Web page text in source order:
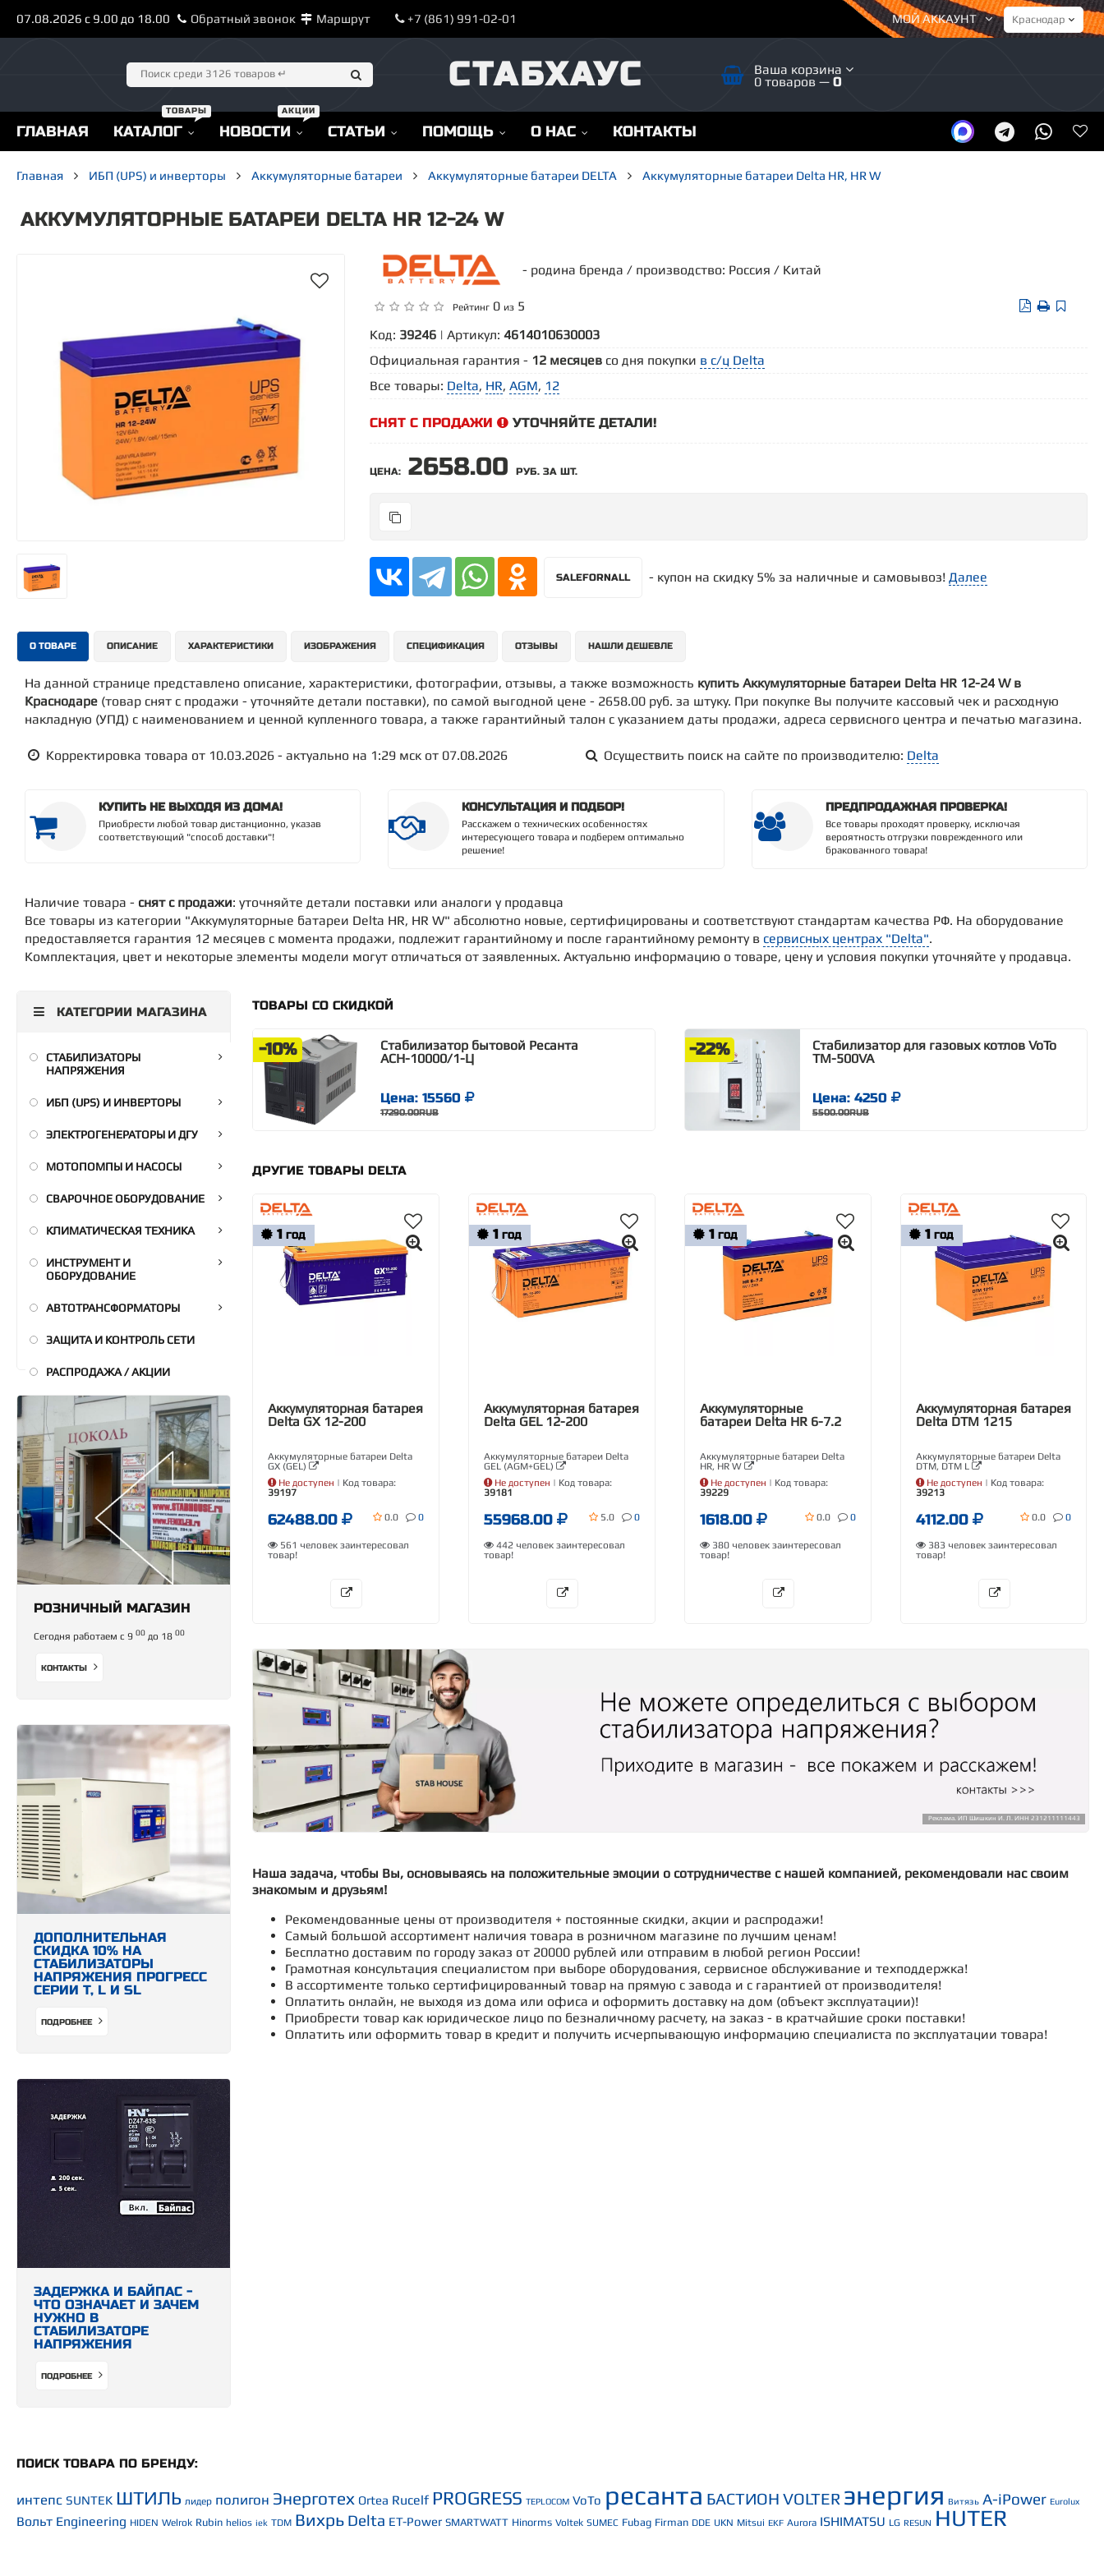
МОЙ АККАУНТ
07.08.2026 с 9.00 до 18.00 Обратный звонок Маршрут +7 (861) 991-02-01
СТАБХАУС Ваша корзина
0 товаров — 0
ГЛАВНАЯ КАТАЛОГ НОВОСТИ СТАТЬИ ПОМОЩЬ О НАС КОНТАКТЫ
Главная ИБП (UPS) и инверторы Аккумуляторные батареи Аккумуляторные батареи DELTA Аккумуляторные батареи Delta HR, HR W
АККУМУЛЯТОРНЫЕ БАТАРЕИ DELTA HR 12-24 W
- родина бренда / производство: Россия / Китай
Рейтинг 0 из 5
Код: 39246 | Артикул: 4614010630003
Официальная гарантия - 12 месяцев со дня покупки в с/ц Delta
Все товары: Delta, HR, AGM, 12
СНЯТ С ПРОДАЖИ УТОЧНЯЙТЕ ДЕТАЛИ!
ЦЕНА: 2658.00 РУБ. ЗА ШТ.
SALEFORNALL - купон на скидку 5% за наличные и самовывоз! Далее
О ТОВАРЕ ОПИСАНИЕ ХАРАКТЕРИСТИКИ ИЗОБРАЖЕНИЯ СПЕЦИФИКАЦИЯ ОТЗЫВЫ НАШЛИ ДЕШЕВЛЕ
На данной странице представлено описание, характеристики, фотографии, отзывы, а также возможность купить Аккумуляторные батареи Delta HR 12-24 W в
Краснодаре (товар снят с продажи - уточняйте детали поставки), по самой выгодной цене - 2658.00 руб. за штуку. При покупке Вы получите кассовый чек и расходную
накладную (УПД) с наименованием и ценной купленного товара, а также гарантийный талон с указанием даты продажи, адреса сервисного центра и печатью магазина.
Корректировка товара от 10.03.2026 - актуально на 1:29 мск от 07.08.2026 Осуществить поиск на сайте по производителю: Delta
КУПИТЬ НЕ ВЫХОДЯ ИЗ ДОМА!
Приобрести любой товар дистанционно, указав
соответствующий "способ доставки"!
КОНСУЛЬТАЦИЯ И ПОДБОР!
Расскажем о технических особенностях
интересующего товара и подберем оптимально
решение!
ПРЕДПРОДАЖНАЯ ПРОВЕРКА!
Все товары проходят проверку, исключая
вероятность отгрузки поврежденного или
бракованного товара!
Наличие товара - снят с продажи: уточняйте детали поставки или аналоги у продавца
Все товары из категории "Аккумуляторные батареи Delta HR, HR W" абсолютно новые, сертифицированы и соответствуют стандартам качества РФ. На оборудование
предоставляется гарантия 12 месяцев с момента продажи, подлежит гарантийному и после гарантийному ремонту в сервисных центрах "Delta".
Комплектация, цвет и некоторые элементы модели могут отличаться от заявленных. Актуальню информацию о товаре, цену и условия покупки уточняйте у продавца.
ТОВАРЫ СО СКИДКОЙ
-10%
Стабилизатор бытовой Ресанта
АСН-10000/1-Ц
Цена: 15560
17290.00RUB
-22%
Стабилизатор для газовых котлов VoTo
TM-500VA
Цена: 4250
5500.00RUB
ДРУГИЕ ТОВАРЫ DELTA
1 ГОД
Аккумуляторная батарея
Delta GX 12-200
Аккумуляторные батареи Delta
GX (GEL)
Не доступен | Код товара:
39197
62488.00 0.0 0
561 человек заинтересовал
товар!
1 ГОД
Аккумуляторная батарея
Delta GEL 12-200
Аккумуляторные батареи Delta
GEL (AGM+GEL)
Не доступен | Код товара:
39181
55968.00 5.0 0
442 человек заинтересовал
товар!
1 ГОД
Аккумуляторные
батареи Delta HR 6-7.2
Аккумуляторные батареи Delta
HR, HR W
Не доступен | Код товара:
39229
1618.00 0.0 0
380 человек заинтересовал
товар!
1 ГОД
Аккумуляторная батарея
Delta DTM 1215
Аккумуляторные батареи Delta
DTM, DTM L
Не доступен | Код товара:
39213
4112.00 0.0 0
383 человек заинтересовал
товар!
Реклама. ИП Шишкин И. Л. ИНН 231211111443
Наша задача, чтобы Вы, основываясь на положительные эмоции о сотрудничестве с нашей компанией, рекомендовали нас своим
знакомым и друзьям!
Рекомендованные цены от производителя + постоянные скидки, акции и распродажи!
Самый большой ассортимент наличия товара в розничном магазине по лучшим ценам!
Бесплатно доставим по городу заказ от 20000 рублей или отправим в любой регион России!
Грамотная консультация специалистом при выборе оборудования, сервисное обслуживание и техподдержка!
В ассортименте только сертифицированный товар на прямую с завода и с гарантией от производителя!
Оплатить онлайн, не выходя из дома или офиса и оформить доставку на дом (объект эксплуатации)!
Приобрести товар как юридическое лицо по безналичному расчету, на заказ - в кратчайшие сроки поставки!
Оплатить или оформить товар в кредит и получить исчерпывающую информацию специалиста по эксплуатации товара!
КАТЕГОРИИ МАГАЗИНА
СТАБИЛИЗАТОРЫ
НАПРЯЖЕНИЯ
ИБП (UPS) И ИНВЕРТОРЫ
ЭЛЕКТРОГЕНЕРАТОРЫ И ДГУ
МОТОПОМПЫ И НАСОСЫ
СВАРОЧНОЕ ОБОРУДОВАНИЕ
КЛИМАТИЧЕСКАЯ ТЕХНИКА
ИНСТРУМЕНТ И
ОБОРУДОВАНИЕ
АВТОТРАНСФОРМАТОРЫ
ЗАЩИТА И КОНТРОЛЬ СЕТИ
РАСПРОДАЖА / АКЦИИ
РОЗНИЧНЫЙ МАГАЗИН
Сегодня работаем с 9 00 до 18 00
КОНТАКТЫ
ДОПОЛНИТЕЛЬНАЯ
СКИДКА 10% НА
СТАБИЛИЗАТОРЫ
НАПРЯЖЕНИЯ ПРОГРЕСС
СЕРИИ Т, L И SL
ПОДРОБНЕЕ
ЗАДЕРЖКА И БАЙПАС -
ЧТО ОЗНАЧАЕТ И ЗАЧЕМ
НУЖНО В
СТАБИЛИЗАТОРЕ
НАПРЯЖЕНИЯ
ПОДРОБНЕЕ
ПОИСК ТОВАРА ПО БРЕНДУ:
интепс SUNTEK ШТИЛЬ лидер полигон Энерготех Ortea Rucelf PROGRESS TEPLOCOM VoTo ресанта БАСТИОН VOLTER энергия Витязь A-iPower Eurolux
Вольт Engineering HIDEN Welrok Rubin helios iek TDM Вихрь Delta ET-Power SMARTWATT Hinorms Voltek SUMEC Fubag Firman DDE UKN Mitsui EKF Aurora ISHIMATSU LG RESUN HUTER